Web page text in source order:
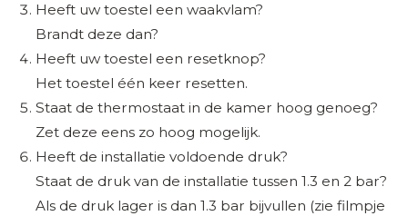
Heeft uw toestel een waakvlam?
Brandt deze dan?
Heeft uw toestel een resetknop?
Het toestel één keer resetten.
Staat de thermostaat in de kamer hoog genoeg?
Zet deze eens zo hoog mogelijk.
Heeft de installatie voldoende druk?
Staat de druk van de installatie tussen 1.3 en 2 bar?
Als de druk lager is dan 1.3 bar bijvullen (zie filmpje